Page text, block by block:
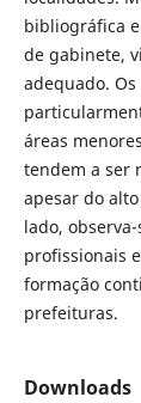
bibliográfica
de gabinete,
adequado.
áreas
tendem a ser
apesar do
lado,
profissionais
formação
prefeituras.
Downloads